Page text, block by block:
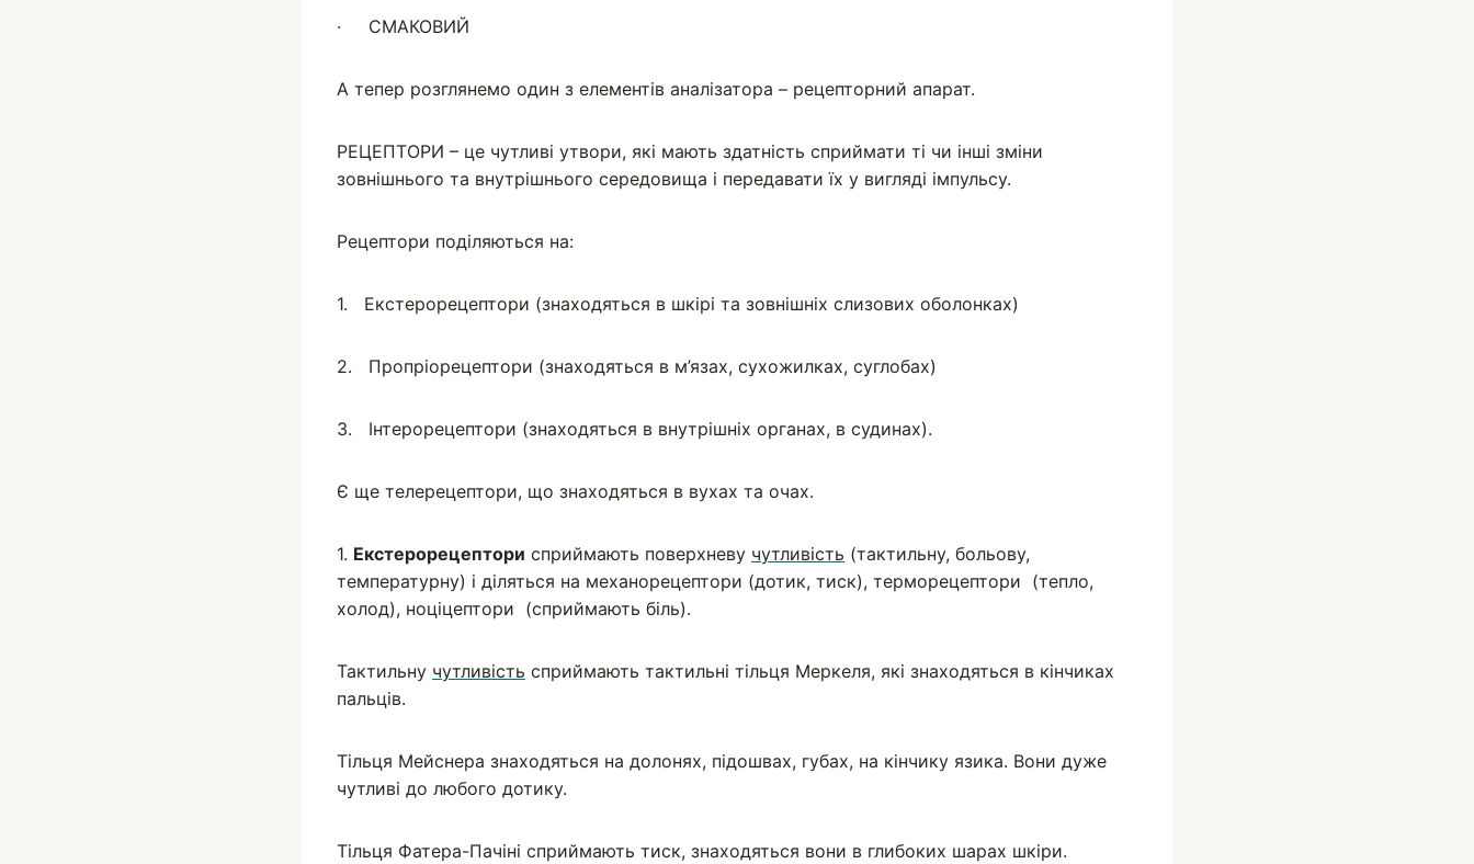
· СМАКОВИЙ
А тепер розглянемо один з елементів аналізатора – рецепторний апарат.
РЕЦЕПТОРИ – це чутливі утвори, які мають здатність сприймати ті чи інші зміни
зовнішнього та внутрішнього середовища і передавати їх у вигляді імпульсу.
Рецептори поділяються на:
1. Екстерорецептори (знаходяться в шкірі та зовнішніх слизових оболонках)
2. Пропріорецептори (знаходяться в м’язах, сухожилках, суглобах)
3. Інтерорецептори (знаходяться в внутрішніх органах, в судинах).
Є ще телерецептори, що знаходяться в вухах та очах.
1. Екстерорецептори сприймають поверхневу чутливість (тактильну, больову,
температурну) і діляться на механорецептори (дотик, тиск), терморецептори (тепло,
холод), ноціцептори (сприймають біль).
Тактильну чутливість сприймають тактильні тільця Меркеля, які знаходяться в кінчиках
пальців.
Тільця Мейснера знаходяться на долонях, підошвах, губах, на кінчику язика. Вони дуже
чутливі до любого дотику.
Тільця Фатера-Пачіні сприймають тиск, знаходяться вони в глибоких шарах шкіри.